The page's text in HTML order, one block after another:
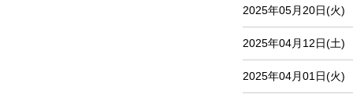
2025年05月20日(火)
2025年04月12日(土)
2025年04月01日(火)